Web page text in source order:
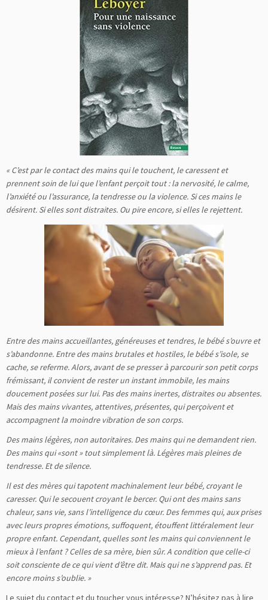
« C’est par le contact des mains qui le touchent, le caressent et
prennent soin de lui que l’enfant perçoit tout : la nervosité, le calme,
l’anxiété ou l’assurance, la tendresse ou la violence. Si ces mains le
désirent. Si elles sont distraites. Ou pire encore, si elles le rejettent.
Entre des mains accueillantes, généreuses et tendres, le bébé s’ouvre et
s’abandonne. Entre des mains brutales et hostiles, le bébé s’isole, se
cache, se referme. Alors, avant de se presser à parcourir son petit corps
frémissant, il convient de rester un instant immobile, les mains
doucement posées sur lui. Pas des mains inertes, distraites ou absentes.
Mais des mains vivantes, attentives, présentes, qui perçoivent et
accompagnent la moindre vibration de son corps.
Des mains légères, non autoritaires. Des mains qui ne demandent rien.
Des mains qui «sont » tout simplement là. Légères mais pleines de
tendresse. Et de silence.
Il est des mères qui tapotent machinalement leur bébé, croyant le
caresser. Qui le secouent croyant le bercer. Qui ont des mains sans
chaleur, sans vie, sans l’intelligence du cœur. Des femmes qui, aux prises
avec leurs propres émotions, suffoquent, étouffent littéralement leur
propre enfant. Cependant, quelles sont les mains qui conviennent le
mieux à l’enfant ? Celles de sa mère, bien sûr. A condition que celle-ci
soit consciente de ce qui vient d’être dit. Mais qui ne s’apprend pas. Et
encore moins s’oublie. »
Le sujet du contact et du toucher vous intéresse? N’hésitez pas à lire